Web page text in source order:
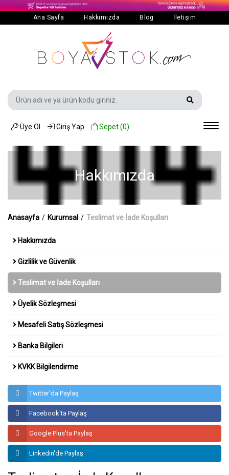
Ana Sayfa Hakkımızda Blog İletişim
Üye Ol Giriş Yap Sepet (0)
Hakkımızda
Anasayfa / Kurumsal / Teslimat ve İade Koşulları
Hakkımızda
Gizlilik ve Güvenlik
Teslimat ve İade Koşulları
Üyelik Sözleşmesi
Mesafeli Satış Sözleşmesi
Banka Bilgileri
KVKK Bilgilendirme
Twitter'da Paylaş
Facebook'ta Paylaş
Google Plus'ta Paylaş
Linkedin'de Paylaş